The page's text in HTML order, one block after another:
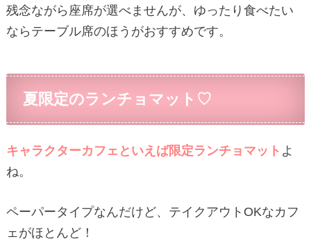
残念ながら座席が選べませんが、ゆったり食べたい
ならテーブル席のほうがおすすめです。
夏限定のランチョマット♡
キャラクターカフェといえば限定ランチョマット よ
ね。
ペーパータイプなんだけど、テイクアウトOKなカフ
ェがほとんど！